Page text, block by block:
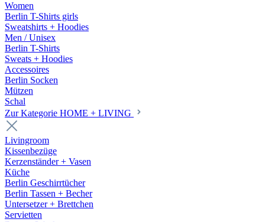
Women
Berlin T-Shirts girls
Sweatshirts + Hoodies
Men / Unisex
Berlin T-Shirts
Sweats + Hoodies
Accessoires
Berlin Socken
Mützen
Schal
Zur Kategorie HOME + LIVING
Livingroom
Kissenbezüge
Kerzenständer + Vasen
Küche
Berlin Geschirrtücher
Berlin Tassen + Becher
Untersetzer + Brettchen
Servietten